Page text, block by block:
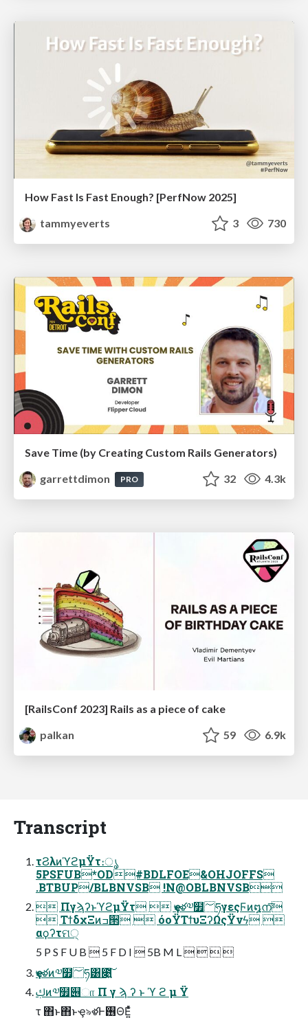
How Fast Is Fast Enough? [PerfNow 2025]
tammyeverts
3 730
Save Time (by Creating Custom Rails Generators)
garrettdimon
PRO 32 4.3k
[RailsConf 2023] Rails as a piece of cake
palkan
59 6.9k
Transcript
τϨλͷϓϩμΫτ։ൃ
5PSFUB*OD#BDLFOE&OHJOFFS
.BTBUP/BLBNVSB !N@OBLBNVSB
 ΠγϡʔͱϓϩμΫτ  ҿ৯ళ༧໿؅ཧγεςϜͷ໘ന͞
 ΤϯδχΞͷߏ੒  όοΫΤϯυΞʔΩςΫνϟ 
αϙʔτମ੍
5 P S F U B  5 F D I  5B M L    
ҿ৯ళͷ༧໿؅ཧ͸೉͍͠
ࢴͷ༧໿୆ா Π γ ϡ ʔ ͱ ϓ ϩ μ Ϋ
τ ΋ͱ΋ͱҿ৯ళͰ࢖ΘΕ͍ͯͨ